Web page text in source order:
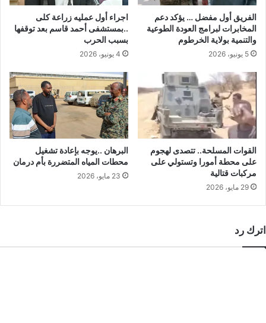
الفريق أول مفضل … يؤكد دعم
المخابرات لبرامج العودة الطوعية
والتنمية بولاية الخرطوم
5 يونيو، 2026
اجراء أول عمليه زراعة كلى
..بمستشفى أحمد قاسم بعد توقفها
بسبب الحرب
4 يونيو، 2026
القوات المسلحة.. تتصدى لهجوم
على محطة أمورا وتستولي على
مركبات قتالية
29 مايو، 2026
البرهان ..يوجه بإعادة تشغيل
محطات المياه المتضررة بأم درمان
23 مايو، 2026
اترك رد